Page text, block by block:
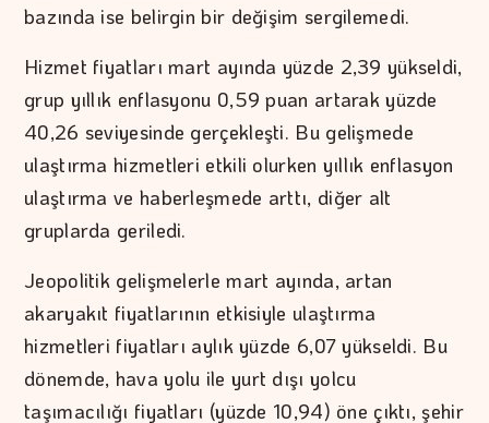
bazında ise belirgin bir değişim sergilemedi.
Hizmet fiyatları mart ayında yüzde 2,39 yükseldi,
grup yıllık enflasyonu 0,59 puan artarak yüzde
40,26 seviyesinde gerçekleşti. Bu gelişmede
ulaştırma hizmetleri etkili olurken yıllık enflasyon
ulaştırma ve haberleşmede arttı, diğer alt
gruplarda geriledi.
Jeopolitik gelişmelerle mart ayında, artan
akaryakıt fiyatlarının etkisiyle ulaştırma
hizmetleri fiyatları aylık yüzde 6,07 yükseldi. Bu
dönemde, hava yolu ile yurt dışı yolcu
taşımacılığı fiyatları (yüzde 10,94) öne çıktı, şehir